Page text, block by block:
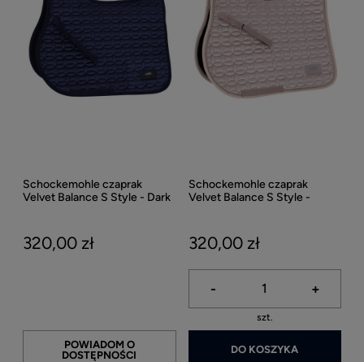
Schockemohle czaprak
Velvet Balance S Style - Dark
320,00 zł
POWIADOM O
DOSTĘPNOŚCI
Schockemohle czaprak
Velvet Balance S Style -
320,00 zł
- +
szt.
DO KOSZYKA